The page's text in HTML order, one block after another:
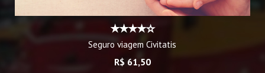
Seguro viagem Civitatis
R$ 61,50